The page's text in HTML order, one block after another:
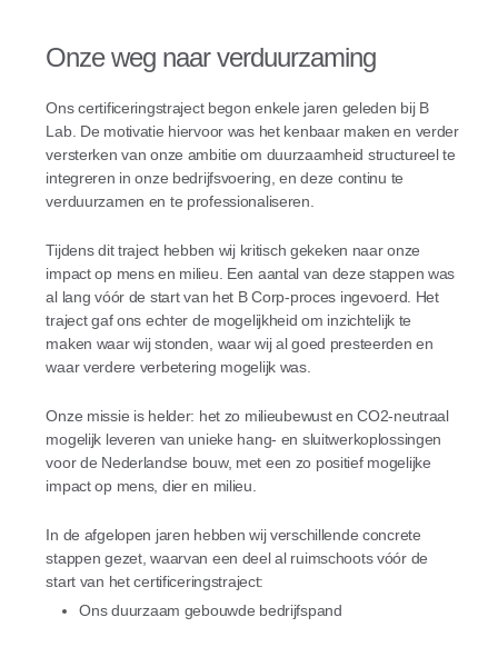
Onze weg naar verduurzaming
Ons certificeringstraject begon enkele jaren geleden bij B
Lab. De motivatie hiervoor was het kenbaar maken en verder
versterken van onze ambitie om duurzaamheid structureel te
integreren in onze bedrijfsvoering, en deze continu te
verduurzamen en te professionaliseren.
Tijdens dit traject hebben wij kritisch gekeken naar onze
impact op mens en milieu. Een aantal van deze stappen was
al lang vóór de start van het B Corp-proces ingevoerd. Het
traject gaf ons echter de mogelijkheid om inzichtelijk te
maken waar wij stonden, waar wij al goed presteerden en
waar verdere verbetering mogelijk was.
Onze missie is helder: het zo milieubewust en CO2-neutraal
mogelijk leveren van unieke hang- en sluitwerkoplossingen
voor de Nederlandse bouw, met een zo positief mogelijke
impact op mens, dier en milieu.
In de afgelopen jaren hebben wij verschillende concrete
stappen gezet, waarvan een deel al ruimschoots vóór de
start van het certificeringstraject:
Ons duurzaam gebouwde bedrijfspand